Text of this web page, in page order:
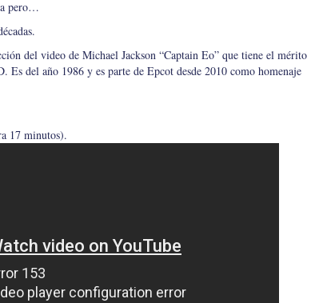
pero…
del video de Michael Jackson “Captain Eo” que tiene el mérito
Es del año 1986 y es parte de Epcot desde 2010 como homenaje
17 minutos).